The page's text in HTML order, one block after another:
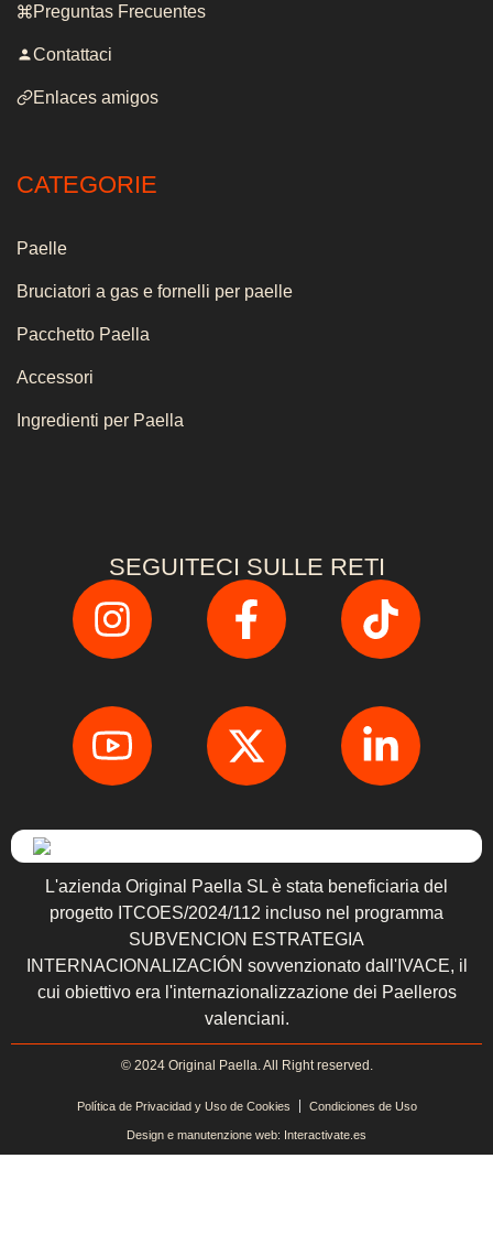
Preguntas Frecuentes
Contattaci
Enlaces amigos
CATEGORIE
Paelle
Bruciatori a gas e fornelli per paelle
Pacchetto Paella
Accessori
Ingredienti per Paella
SEGUITECI SULLE RETI
L'azienda Original Paella SL è stata beneficiaria del
progetto ITCOES/2024/112 incluso nel programma
SUBVENCION ESTRATEGIA
INTERNACIONALIZACIÓN sovvenzionato dall'IVACE, il
cui obiettivo era l'internazionalizzazione dei Paelleros
valenciani.
© 2024 Original Paella. All Right reserved.
Política de Privacidad y Uso de Cookies Condiciones de Uso
Design e manutenzione web: Interactivate.es